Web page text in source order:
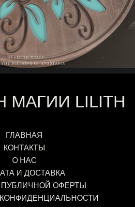
МАГИИ LILITH
ГЛАВНАЯ
КОНТАКТЫ
О НАС
И ДОСТАВКА
ОФЕРТЫ